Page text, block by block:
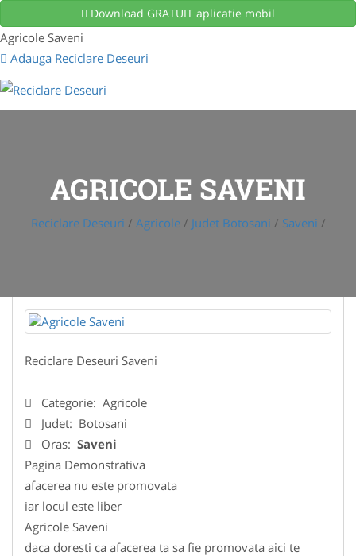
Download GRATUIT aplicatie mobil
Agricole Saveni
Adauga Reciclare Deseuri
AGRICOLE SAVENI
Reciclare Deseuri / Agricole/ Judet Botosani / Saveni /
Reciclare Deseuri Saveni
Categorie: Agricole
Judet: Botosani
Oras: Saveni
Pagina Demonstrativa
afacerea nu este promovata
iar locul este liber
Agricole Saveni
daca doresti ca afacerea ta sa fie promovata aici te